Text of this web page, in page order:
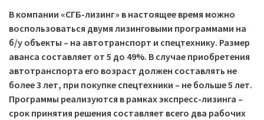
В компании «СГБ-лизинг» в настоящее время можно
воспользоваться двумя лизинговыми программами на
б/у объекты – на автотранспорт и спецтехнику. Размер
аванса составляет от 5 до 49%. В случае приобретения
автотранспорта его возраст должен составлять не
более 3 лет, при покупке спецтехники – не больше 5 лет.
Программы реализуются в рамках экспресс-лизинга –
срок принятия решения составляет всего два рабочих